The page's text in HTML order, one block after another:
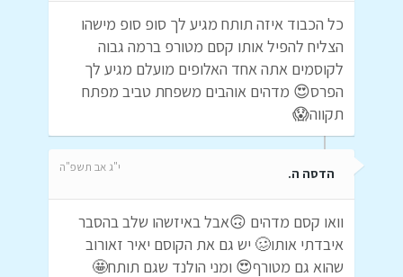
כל הכבוד איזה תותח מגיע לך סופ סופ מישהו
הצליח להפיל אותו קסם מטורפ ברמה גבוה
לקוסמים אתה אחד האלופים מועלם מגיע לך
הפרס😍 מדהים אוהבים משפחת טביב מפתח
תקווה😱
הדסה ה. י"ג אב תשפ"ה
וואו קסם מדהים 🙃אבל באיזשהו שלב בהסבר
איבדתי אותו🥴 יש גם את הקוסם יאיר זאורוב
שהוא גם מטורף😍 ומני הולנד שגם תותח🤩